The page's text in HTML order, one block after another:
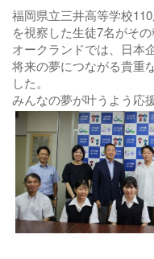
福岡県立三井高等学校
を視察した生徒7名がそ
オークランドでは、日本
将来の夢につながる貴重
した。
みんなの夢が叶うよう応